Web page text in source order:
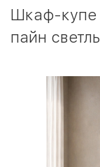
Шкаф-купе
пайн